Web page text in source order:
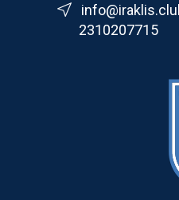
2310207715